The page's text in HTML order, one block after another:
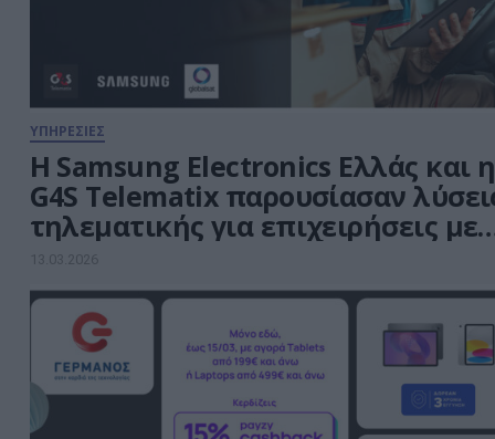
ΥΠΗΡΕΣΙΕΣ
Η Samsung Electronics Ελλάς και η
G4S Telematix παρουσίασαν
τηλεματικής για επιχειρήσεις με
δίκτυο διανομής
13.03.2026